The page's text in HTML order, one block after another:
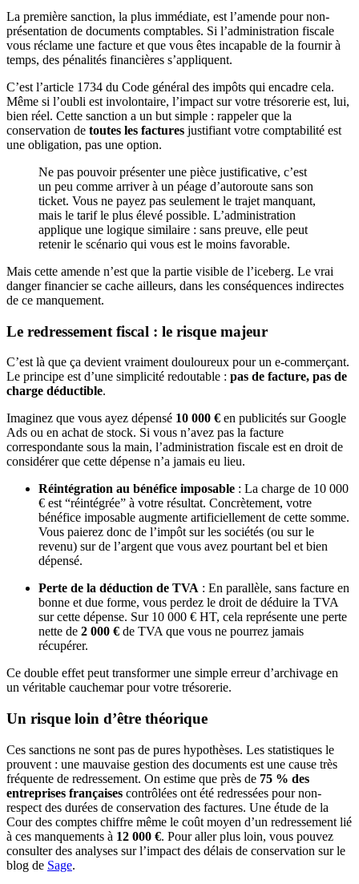
La première sanction, la plus immédiate, est l’amende pour non-
présentation de documents comptables. Si l’administration fiscale
vous réclame une facture et que vous êtes incapable de la fournir à
temps, des pénalités financières s’appliquent.
C’est l’article 1734 du Code général des impôts qui encadre cela.
Même si l’oubli est involontaire, l’impact sur votre trésorerie est, lui,
bien réel. Cette sanction a un but simple : rappeler que la
conservation de toutes les factures justifiant votre comptabilité est
une obligation, pas une option.
Ne pas pouvoir présenter une pièce justificative, c’est
un peu comme arriver à un péage d’autoroute sans son
ticket. Vous ne payez pas seulement le trajet manquant,
mais le tarif le plus élevé possible. L’administration
applique une logique similaire : sans preuve, elle peut
retenir le scénario qui vous est le moins favorable.
Mais cette amende n’est que la partie visible de l’iceberg. Le vrai
danger financier se cache ailleurs, dans les conséquences indirectes
de ce manquement.
Le redressement fiscal : le risque majeur
C’est là que ça devient vraiment douloureux pour un e-commerçant.
Le principe est d’une simplicité redoutable : pas de facture, pas de
charge déductible.
Imaginez que vous ayez dépensé 10 000 € en publicités sur Google
Ads ou en achat de stock. Si vous n’avez pas la facture
correspondante sous la main, l’administration fiscale est en droit de
considérer que cette dépense n’a jamais eu lieu.
Réintégration au bénéfice imposable : La charge de 10 000
€ est “réintégrée” à votre résultat. Concrètement, votre
bénéfice imposable augmente artificiellement de cette somme.
Vous paierez donc de l’impôt sur les sociétés (ou sur le
revenu) sur de l’argent que vous avez pourtant bel et bien
dépensé.
Perte de la déduction de TVA : En parallèle, sans facture en
bonne et due forme, vous perdez le droit de déduire la TVA
sur cette dépense. Sur 10 000 € HT, cela représente une perte
nette de 2 000 € de TVA que vous ne pourrez jamais
récupérer.
Ce double effet peut transformer une simple erreur d’archivage en
un véritable cauchemar pour votre trésorerie.
Un risque loin d’être théorique
Ces sanctions ne sont pas de pures hypothèses. Les statistiques le
prouvent : une mauvaise gestion des documents est une cause très
fréquente de redressement. On estime que près de 75 % des
entreprises françaises contrôlées ont été redressées pour non-
respect des durées de conservation des factures. Une étude de la
Cour des comptes chiffre même le coût moyen d’un redressement lié
à ces manquements à 12 000 €. Pour aller plus loin, vous pouvez
consulter des analyses sur l’impact des délais de conservation sur le
blog de Sage.